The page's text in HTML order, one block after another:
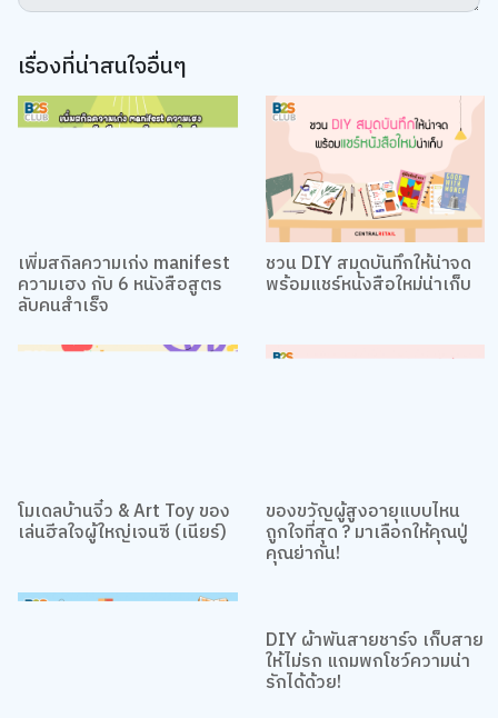
เรื่องที่น่าสนใจอื่นๆ
เพิ่มสกิลความเก่ง manifest
ความเฮง กับ 6 หนังสือสูตร
ชวน DIY สมุดบันทึกให้น่าจด
โมเดลบ้านจิ๋ว & Art Toy ของ
เล่นฮีลใจผู้ใหญ่เจนซี (เนียร์)
ของขวัญผู้สูงอายุแบบไหน
ถูกใจที่สุด ? มาเลือกให้คุณปู่
คุณย่ากัน!
DIY ผ้าพันสายชาร์จ เก็บสาย
ให้ไม่รก แถมพกโชว์ความน่า